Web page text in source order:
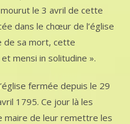
le 3 avril de cette
dans le chœur de l’église
de sa mort, cette
mensi in solitudine ».
fermée depuis le 29
1795. Ce jour là les
maire de leur remettre les